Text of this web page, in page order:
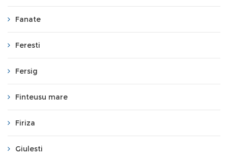
Fanate
Feresti
Fersig
Finteusu mare
Firiza
Giulesti